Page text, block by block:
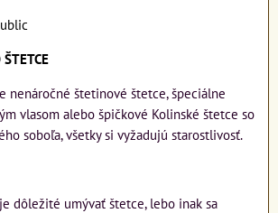
nenáročné štetinové štetce, špeciálne
vlasom alebo špičkové Kolinské štetce so
soboľa, všetky si vyžadujú starostlivosť.
dôležité umývať štetce, lebo inak sa